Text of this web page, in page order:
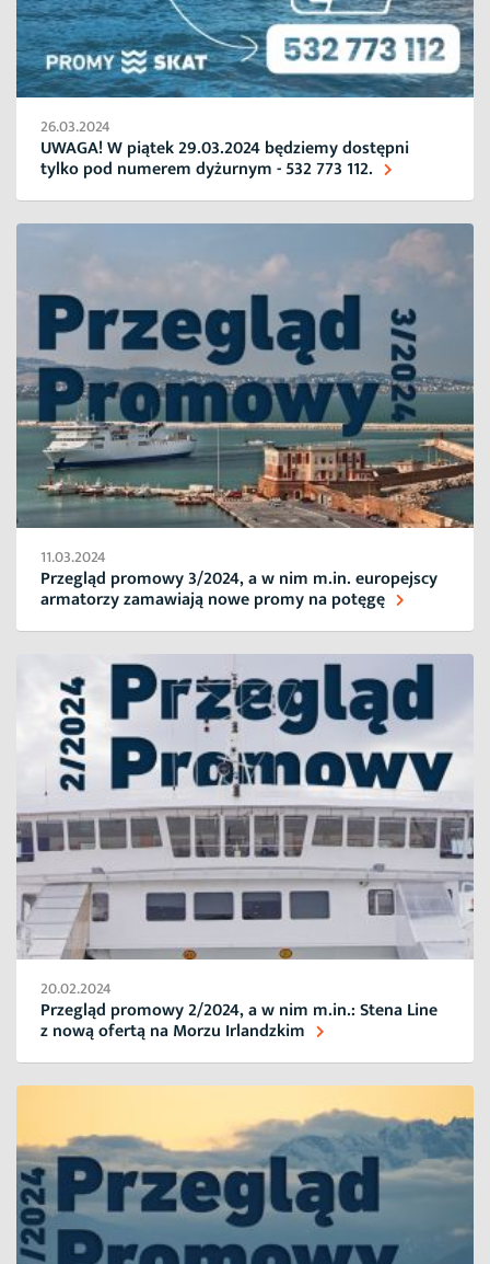
26.03.2024
UWAGA! W piątek 29.03.2024 będziemy dostępni
tylko pod numerem dyżurnym - 532 773 112.
11.03.2024
Przegląd promowy 3/2024, a w nim m.in. europejscy
armatorzy zamawiają nowe promy na potęgę
20.02.2024
Przegląd promowy 2/2024, a w nim m.in.: Stena Line
z nową ofertą na Morzu Irlandzkim